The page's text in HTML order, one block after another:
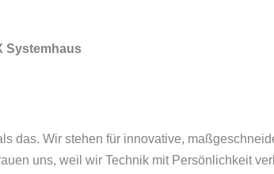
Systemhaus
das. Wir stehen für innovative,
uns, weil wir Technik mit Persönlichkeit